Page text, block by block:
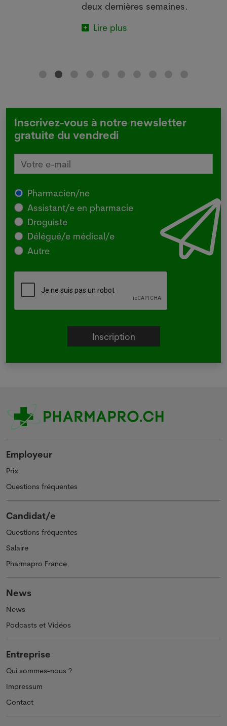
deux dernières semaines.
Lire plus
Inscrivez-vous à notre newsletter
gratuite du vendredi
Pharmacien/ne
Assistant/e en pharmacie
Droguiste
Délégué/e médical/e
Autre
Employeur
Prix
Questions fréquentes
Candidat/e
Questions fréquentes
Salaire
Pharmapro France
News
News
Podcasts et Vidéos
Entreprise
Qui sommes-nous ?
Impressum
Contact